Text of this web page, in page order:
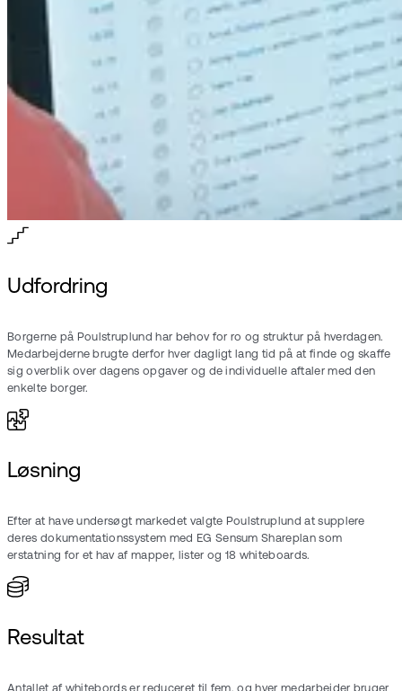
Udfordring
Borgerne på Poulstruplund har behov for ro og struktur på hverdagen.
Medarbejderne brugte derfor hver dagligt lang tid på at finde og skaffe
sig overblik over dagens opgaver og de individuelle aftaler med den
enkelte borger.
Løsning
Efter at have undersøgt markedet valgte Poulstruplund at supplere
deres dokumentationssystem med EG Sensum Shareplan som
erstatning for et hav af mapper, lister og 18 whiteboards.
Resultat